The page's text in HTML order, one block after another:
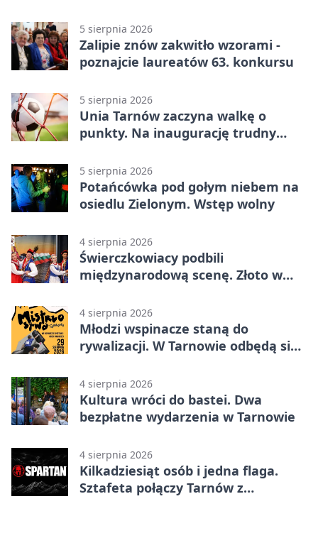
5 sierpnia 2026
Zalipie znów zakwitło wzorami -
poznajcie laureatów 63. konkursu
5 sierpnia 2026
Unia Tarnów zaczyna walkę o
punkty. Na inaugurację trudny
5 sierpnia 2026
Potańcówka pod gołym niebem na
osiedlu Zielonym. Wstęp wolny
4 sierpnia 2026
Świerczkowiacy podbili
międzynarodową scenę. Złoto w
4 sierpnia 2026
Młodzi wspinacze staną do
rywalizacji. W Tarnowie odbędą się
4 sierpnia 2026
Kultura wróci do bastei. Dwa
bezpłatne wydarzenia w Tarnowie
4 sierpnia 2026
Kilkadziesiąt osób i jedna flaga.
Sztafeta połączy Tarnów z